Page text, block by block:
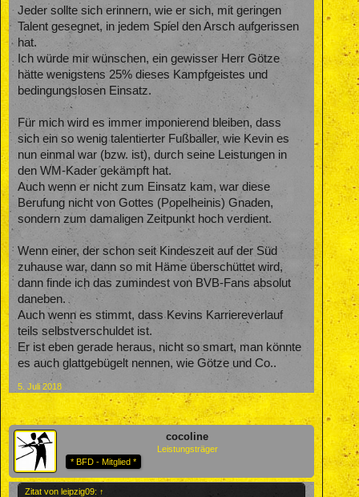
Jeder sollte sich erinnern, wie er sich, mit geringen
Talent gesegnet, in jedem Spiel den Arsch aufgerissen
hat.
Ich würde mir wünschen, ein gewisser Herr Götze
hätte wenigstens 25% dieses Kampfgeistes und
bedingungslosen Einsatz.
Für mich wird es immer imponierend bleiben, dass
sich ein so wenig talentierter Fußballer, wie Kevin es
nun einmal war (bzw. ist), durch seine Leistungen in
den WM-Kader gekämpft hat.
Auch wenn er nicht zum Einsatz kam, war diese
Berufung nicht von Gottes (Popelheinis) Gnaden,
sondern zum damaligen Zeitpunkt hoch verdient.
Wenn einer, der schon seit Kindeszeit auf der Süd
zuhause war, dann so mit Häme überschüttet wird,
dann finde ich das zumindest von BVB-Fans absolut
daneben.
Auch wenn es stimmt, dass Kevins Karriereverlauf
teils selbstverschuldet ist.
Er ist eben gerade heraus, nicht so smart, man könnte
es auch glattgebügelt nennen, wie Götze und Co..
5. Juli 2018
cocoline
Leistungsträger
* BFD - Mitglied *
Zitat von leipzig09: ↑